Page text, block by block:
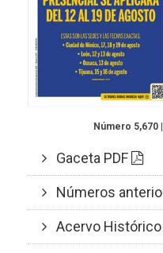
Número 5,670
Gaceta PDF
Números
Acervo Histórico